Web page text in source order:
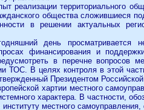
реализации территориального
общества сложившиеся
в решении актуальных
день просматривается
финансирования и
в перечне вопросов
ТОС. В целях контроля в этой
Президентом
хартии местного
характера. В частности,
местного